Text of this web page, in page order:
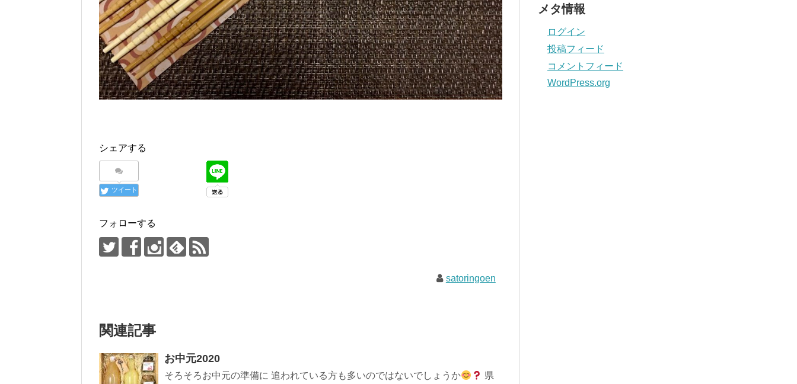
シェアする
ツイート
フォローする
satoringoen
関連記事
お中元2020
そろそろお中元の準備に 追われている方も多いのではないでしょうか
県
メタ情報
ログイン
投稿フィード
コメントフィード
WordPress.org